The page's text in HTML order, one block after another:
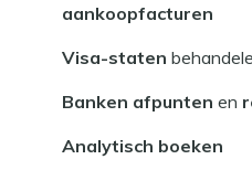
aankoopfacturen
Visa-staten
Banken afpunten en
Analytisch boeken